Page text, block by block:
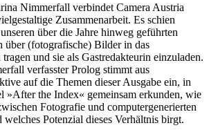
Nimmerfall verbindet Camera Austria
Zusammenarbeit. Es schien
über die Jahre hinweg geführten
über (fotografische) Bilder in das
und sie als Gastredakteurin einzuladen.
verfasster Prolog stimmt aus
auf die Themen dieser Ausgabe ein, in
»After the Index« gemeinsam erkunden, wie
Fotografie und computergenerierten
Potenzial dieses Verhältnis birgt.